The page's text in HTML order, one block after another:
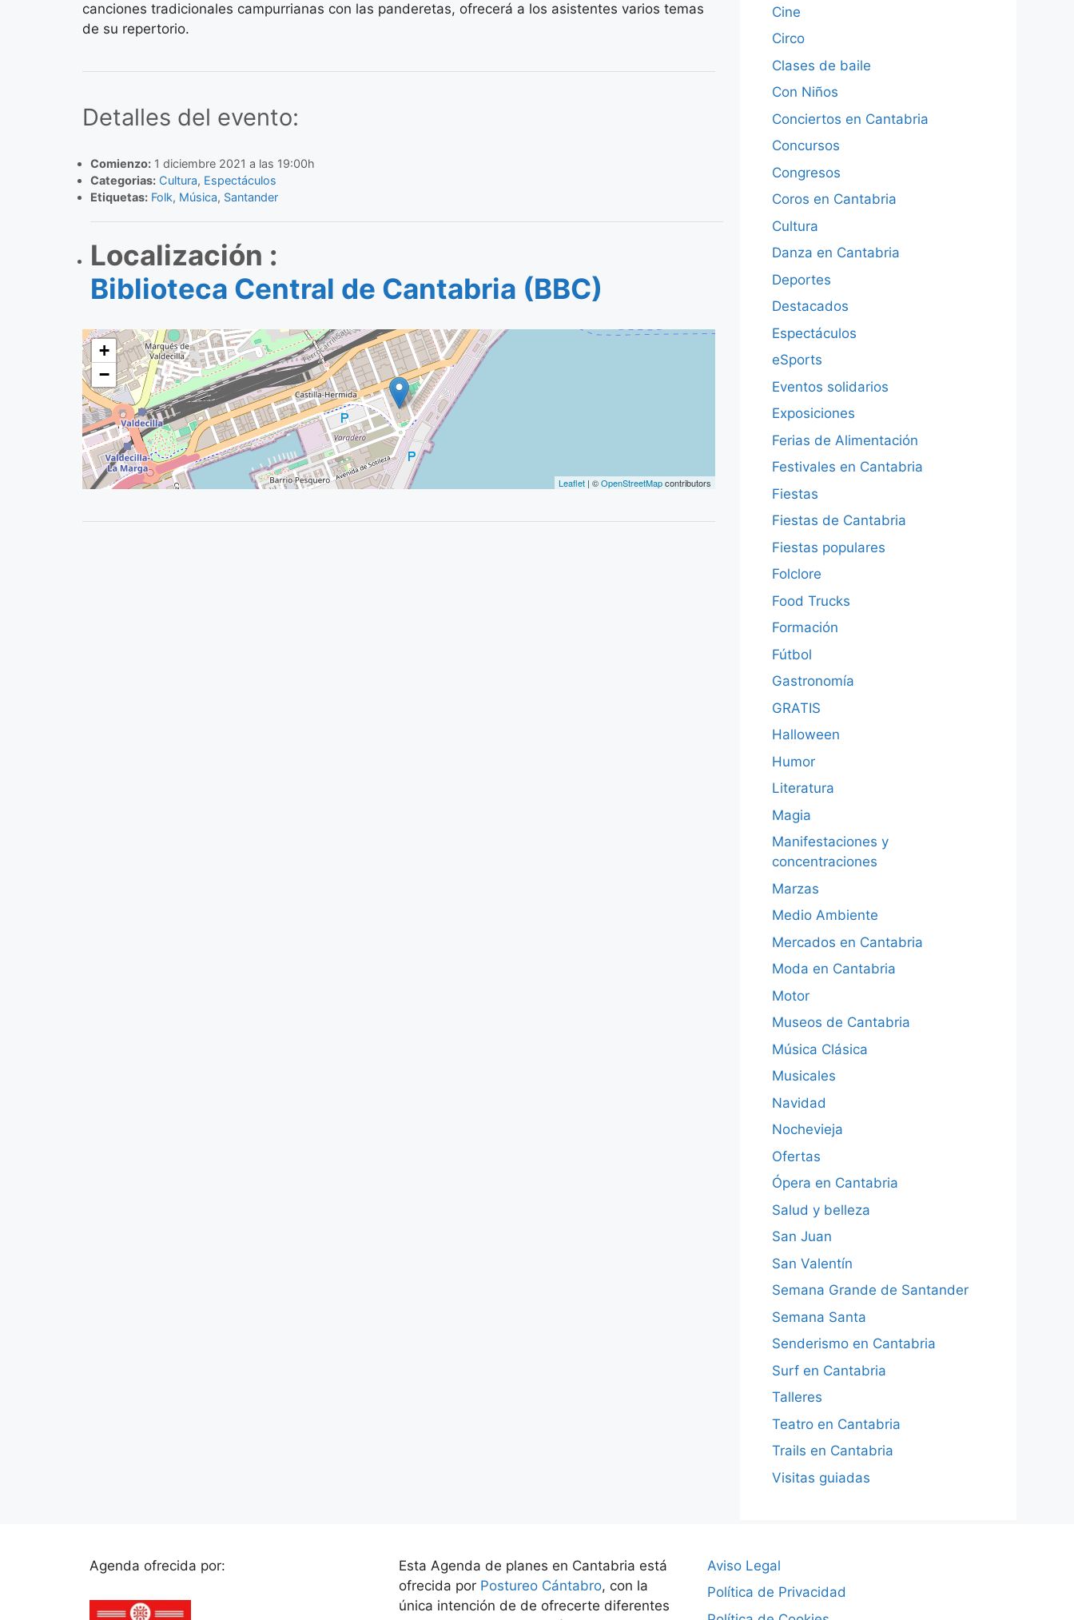
canciones tradicionales campurrianas con las panderetas, ofrecerá a los asistentes varios temas
de su repertorio.
Detalles del evento:
Comienzo:1 diciembre 2021 a las 19:00h
Categorias: Cultura, Espectáculos
Etiquetas: Folk, Música, Santander
Localización :
Biblioteca Central de Cantabria (BBC)
+
−
Leaflet | ©OpenStreetMapcontributors
Cine
Circo
Clases de baile
Con Niños
Conciertos en Cantabria
Concursos
Congresos
Coros en Cantabria
Cultura
Danza en Cantabria
Deportes
Destacados
Espectáculos
eSports
Eventos solidarios
Exposiciones
Ferias de Alimentación
Festivales en Cantabria
Fiestas
Fiestas de Cantabria
Fiestas populares
Folclore
Food Trucks
Formación
Fútbol
Gastronomía
GRATIS
Halloween
Humor
Literatura
Magia
Manifestaciones y
concentraciones
Marzas
Medio Ambiente
Mercados en Cantabria
Moda en Cantabria
Motor
Museos de Cantabria
Música Clásica
Musicales
Navidad
Nochevieja
Ofertas
Ópera en Cantabria
Salud y belleza
San Juan
San Valentín
Semana Grande de Santander
Semana Santa
Senderismo en Cantabria
Surf en Cantabria
Talleres
Teatro en Cantabria
Trails en Cantabria
Visitas guiadas
Agenda ofrecida por:
Esta Agenda de planes en Cantabria está
ofrecida por Postureo Cántabro, con la
única intención de de ofrecerte diferentes
Aviso Legal
Política de Privacidad